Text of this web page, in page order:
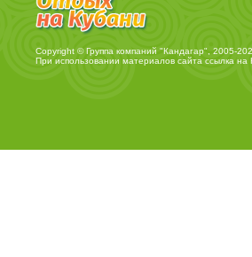
Copyright © Группа компаний "Кандагар", 2005-
При использовании материалов сайта ссылка на